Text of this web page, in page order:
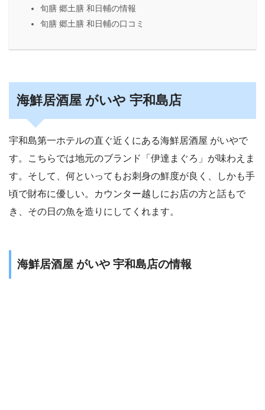
旬膳 郷土膳 和日輔の情報
旬膳 郷土膳 和日輔の口コミ
海鮮居酒屋 がいや 宇和島店
宇和島第一ホテルの直ぐ近くにある海鮮居酒屋 がいやで
す。こちらでは地元のブランド「伊達まぐろ」が味わえま
す。そして、何といってもお刺身の鮮度が良く、しかも手
頃で財布に優しい。カウンター越しにお店の方と話もで
き、その日の魚を造りにしてくれます。
海鮮居酒屋 がいや 宇和島店の情報